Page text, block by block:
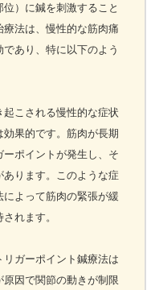
）に鍼を刺激すること
法は、慢性的な筋肉痛
あり、特に以下のよう
起こされる慢性的な症状
果的です。筋肉が長期
ポイントが発生し、そ
ります。このような症
よって筋肉の緊張が緩
れます。
リガーポイント鍼療法は
因で関節の動きが制限